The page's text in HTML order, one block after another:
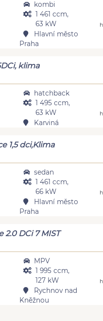
kombi
1 461 ccm,
63 kW
Hlavní město
Praha
klima
hatchback
1 495 ccm,
63 kW
Karviná
1,5 dci,Klima
sedan
1 461 ccm,
66 kW
Hlavní město
Praha
2.0 DCi 7 MIST
MPV
1 995 ccm,
127 kW
Rychnov nad
Kněžnou